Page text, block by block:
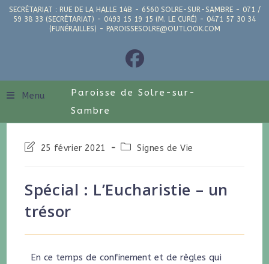
SECRÉTARIAT : RUE DE LA HALLE 14B - 6560 SOLRE-SUR-SAMBRE - 071 /
59 38 33 (SECRÉTARIAT) - 0493 15 19 15 (M. LE CURÉ) - 0471 57 30 34
(FUNÉRAILLES) - PAROISSESOLRE@OUTLOOK.COM
Menu
Paroisse de Solre-sur-
Sambre
25 février 2021 Signes de Vie
Spécial : L’Eucharistie – un
trésor
En ce temps de confinement et de règles qui